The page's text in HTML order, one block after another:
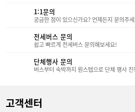
1:1문의
궁금한 점이 있으신가요? 언제든지 문의주
전세버스 문의
쉽고 빠르게 전세버스 문의해보세요!
단체행사 문의
버스부터 숙박까지 원스텝으로 단체 행사
고객센터